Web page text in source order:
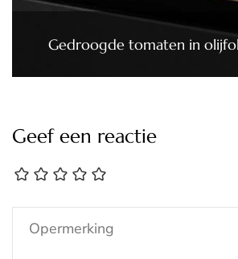
Gedroogde tomaten in
Geef een reactie